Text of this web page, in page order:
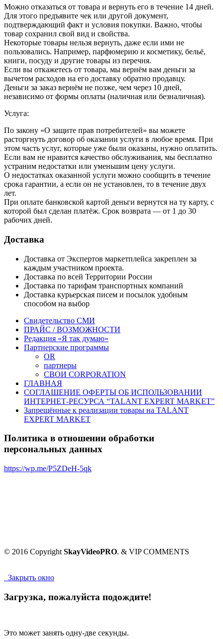
Можно отказаться от товара и вернуть его в течение 14 дней.
Для этого предъявите чек или другой документ,
подтверждающий факт и условия покупки. Важно, чтобы
товар сохранил свой вид и свойства.
Некоторые товары нельзя вернуть, даже если ими не
пользовались. Например, парфюмерию и косметику, бельё,
книги, посуду и другие товары из перечня.
Если вы откажетесь от товара, мы вернём вам деньги за
вычетом расходов на его доставку обратно продавцу.
Деньги за заказ вернём не позже, чем через 10 дней,
независимо от формы оплаты (наличная или безналичная).
Услуга:
По закону «О защите прав потребителей» вы можете
расторгнуть договор об оказании услуги в любое время. При
этом часть услуг, которые уже были оказаны, нужно оплатить.
Если вам не нравится качество обслуживания, мы бесплатно
устраним недостатки или уменьшим цену услуги.
О недостатках оказанной услуги можно сообщить в течение
срока гарантии, а если он не установлен, то в течение двух
лет.
При оплате банковской картой деньги вернутся на ту карту, с
которой был сделан платёж. Срок возврата — от 1 до 30
рабочих дней.
Доставка
Доставка от Экспертов маркетплейса закреплен за
каждым участником проекта.
Доставка по всей Территории России
Доставка по тарифам транспортных компаний
Доставка курьерская писем и посылок удобным
способом на выбор
Свидетельство СМИ
ПРАЙС / ВОЗМОЖНОСТИ
Редакция «Я так думаю»
Партнерские программы
OR
партнеры
СВОИ CORPORATION
ГЛАВНАЯ
СОГЛАШЕНИЕ ОФЕРТЫ ОБ ИСПОЛЬЗОВАНИИ
ИНТЕРНЕТ-РЕСУРСА “TALANT EXPERT MARKET”
Запрещённые к реализации товары на TALANT
EXPERT MARKET
Политика в отношении обработки
персональных данных
https://wp.me/P5ZDeH-5qk
© 2016 Copyright SkayVideoPRO. & VIP COMMENTS
Закрыть окно
Загрузка, пожалуйста подождите!
Это может занять одну-две секунды.